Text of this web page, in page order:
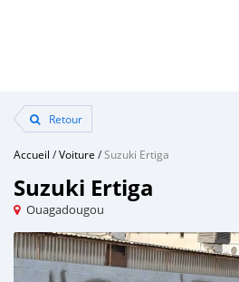
Retour
Accueil /Voiture /Suzuki Ertiga
Suzuki Ertiga
Ouagadougou